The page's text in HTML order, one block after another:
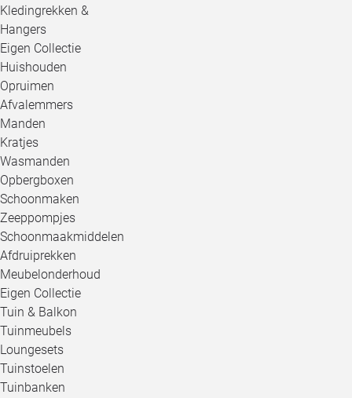
Kledingrekken &
Hangers
Eigen Collectie
Huishouden
Opruimen
Afvalemmers
Manden
Kratjes
Wasmanden
Opbergboxen
Schoonmaken
Zeeppompjes
Schoonmaakmiddelen
Afdruiprekken
Meubelonderhoud
Eigen Collectie
Tuin & Balkon
Tuinmeubels
Loungesets
Tuinstoelen
Tuinbanken